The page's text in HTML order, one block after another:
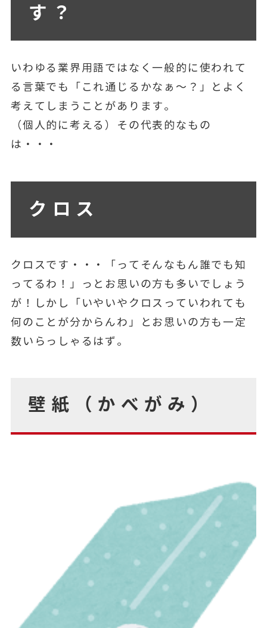
す？
いわゆる業界用語ではなく一般的に使われて
る言葉でも「これ通じるかなぁ～？」とよく
考えてしまうことがあります。
（個人的に考える）その代表的なもの
は・・・
クロス
クロスです・・・「ってそんなもん誰でも知
ってるわ！」っとお思いの方も多いでしょう
が！しかし「いやいやクロスっていわれても
何のことが分からんわ」とお思いの方も一定
数いらっしゃるはず。
壁紙（かべがみ）